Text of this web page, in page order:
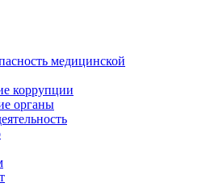
медицинской
коррупции
органы